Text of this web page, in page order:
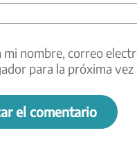
mi nombre, correo
para la próxima